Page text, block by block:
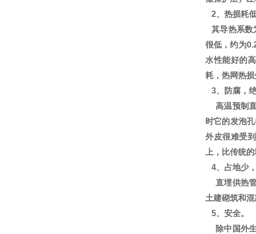
2、热损耗
其导热系数
很低，约为
水性能好的
耗，热网热
3、防腐，
高温预制直
时它的发泡
外皮很难受
上，比传统
4、占地少
直埋供热管
土建砌筑和
5、安全。
除中国外生